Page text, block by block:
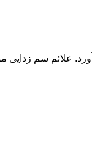
علائم سم زدایی